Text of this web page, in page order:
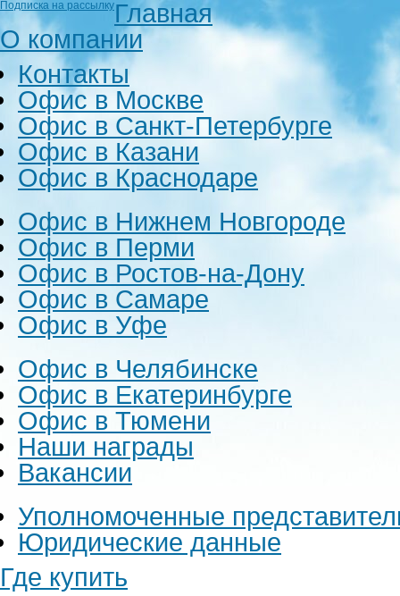
Подписка на рассылкуГлавная
О компании
Контакты
Офис в Москве
Офис в Санкт-Петербурге
Офис в Казани
Офис в Краснодаре
Офис в Нижнем Новгороде
Офис в Перми
Офис в Ростов-на-Дону
Офис в Самаре
Офис в Уфе
Офис в Челябинске
Офис в Екатеринбурге
Офис в Тюмени
Наши награды
Вакансии
Уполномоченные
Юридические данные
Где купить